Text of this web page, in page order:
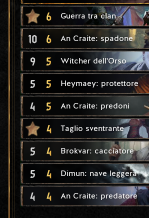
6 Guerra tra clan
10 6 An Craite: spadone
9 5 Witcher dell'Orso
5 5 Heymaey: protettore
4 5 An Craite: predoni
4 Taglio sventrante
5 4 Brokvar: cacciatore
5 4 Dimun: nave leggera
4 4 An Craite: predatore